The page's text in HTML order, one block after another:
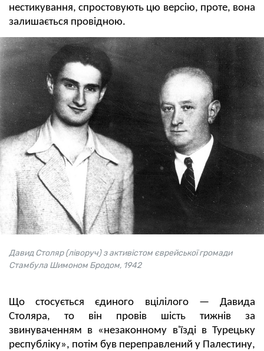
нестикування, спростовують цю версію, проте, вона
залишається провідною.
Давид Столяр (ліворуч) з активістом єврейської громади
Стамбула Шимоном Бродом, 1942
Що стосується єдиного вцілілого — Давида
Столяра, то він провів шість тижнів за
звинуваченням в «незаконному в'їзді в Турецьку
республіку», потім був переправлений у Палестину,